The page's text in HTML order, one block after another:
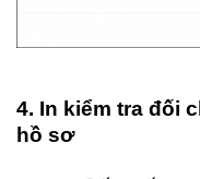
4. In kiểm tra đối
hồ sơ